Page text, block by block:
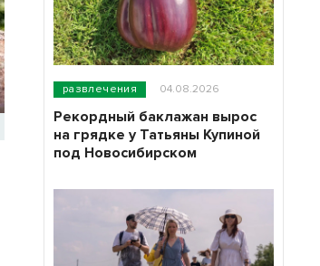
развлечения 04.08.2026
Рекордный баклажан вырос
на грядке у Татьяны Купиной
под Новосибирском